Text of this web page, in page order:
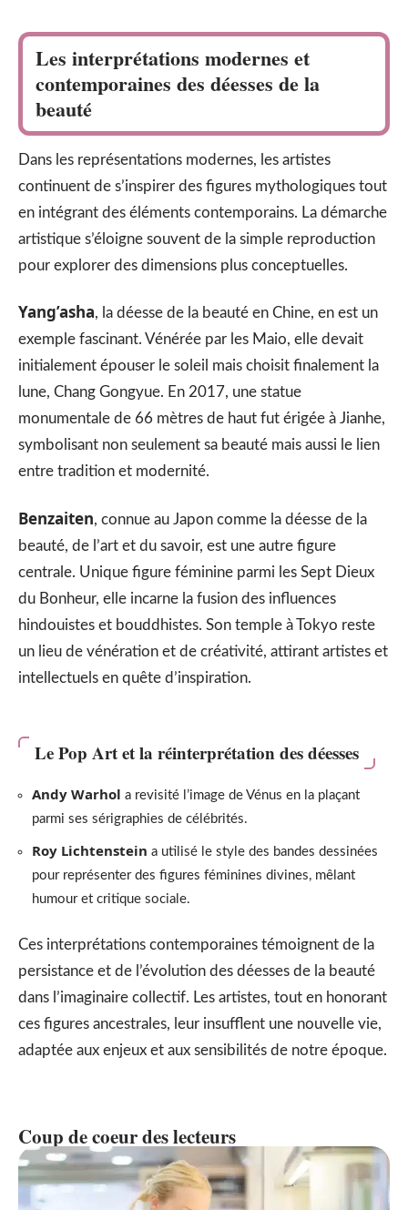
Les interprétations modernes et
contemporaines des déesses de la
beauté
Dans les représentations modernes, les artistes
continuent de s’inspirer des figures mythologiques tout
en intégrant des éléments contemporains. La démarche
artistique s’éloigne souvent de la simple reproduction
pour explorer des dimensions plus conceptuelles.
Yang’asha, la déesse de la beauté en Chine, en est un
exemple fascinant. Vénérée par les Maio, elle devait
initialement épouser le soleil mais choisit finalement la
lune, Chang Gongyue. En 2017, une statue
monumentale de 66 mètres de haut fut érigée à Jianhe,
symbolisant non seulement sa beauté mais aussi le lien
entre tradition et modernité.
Benzaiten, connue au Japon comme la déesse de la
beauté, de l’art et du savoir, est une autre figure
centrale. Unique figure féminine parmi les Sept Dieux
du Bonheur, elle incarne la fusion des influences
hindouistes et bouddhistes. Son temple à Tokyo reste
un lieu de vénération et de créativité, attirant artistes et
intellectuels en quête d’inspiration.
Le Pop Art et la réinterprétation des déesses
Andy Warhol a revisité l’image de Vénus en la plaçant
parmi ses sérigraphies de célébrités.
Roy Lichtenstein a utilisé le style des bandes dessinées
pour représenter des figures féminines divines, mêlant
humour et critique sociale.
Ces interprétations contemporaines témoignent de la
persistance et de l’évolution des déesses de la beauté
dans l’imaginaire collectif. Les artistes, tout en honorant
ces figures ancestrales, leur insufflent une nouvelle vie,
adaptée aux enjeux et aux sensibilités de notre époque.
Coup de coeur des lecteurs